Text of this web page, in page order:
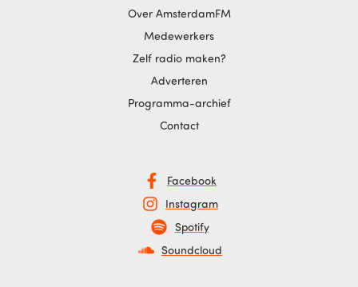
Over AmsterdamFM
Medewerkers
Zelf radio maken?
Adverteren
Programma-archief
Contact
Facebook
Instagram
Spotify
Soundcloud